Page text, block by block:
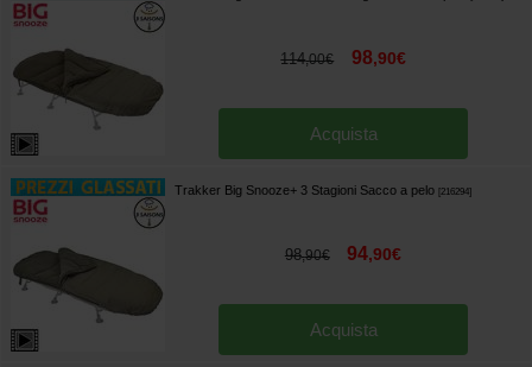
114,00€ 98,90€
Acquista
Trakker Big Snooze+ 3 Stagioni Sacco a pelo [216294]
98,90€ 94,90€
Acquista